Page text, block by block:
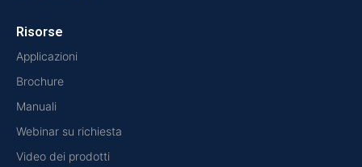
Risorse
Applicazioni
Brochure
Manuali
Webinar su richiesta
Video dei prodotti